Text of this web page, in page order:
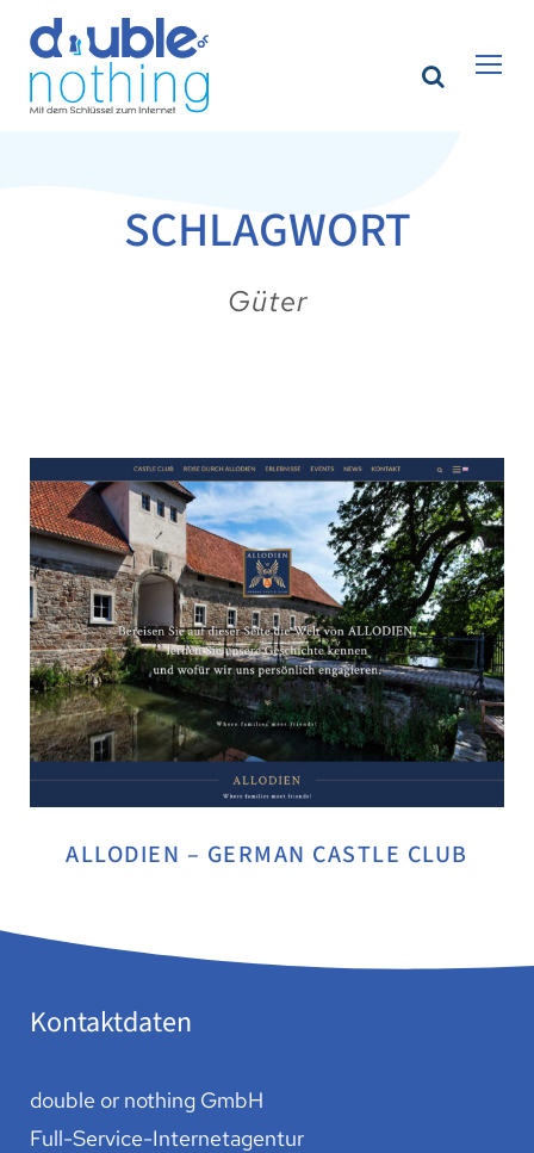
SCHLAGWORT
Güter
ALLODIEN – GERMAN CASTLE CLUB
Kontaktdaten
double or nothing GmbH
Full-Service-Internetagentur